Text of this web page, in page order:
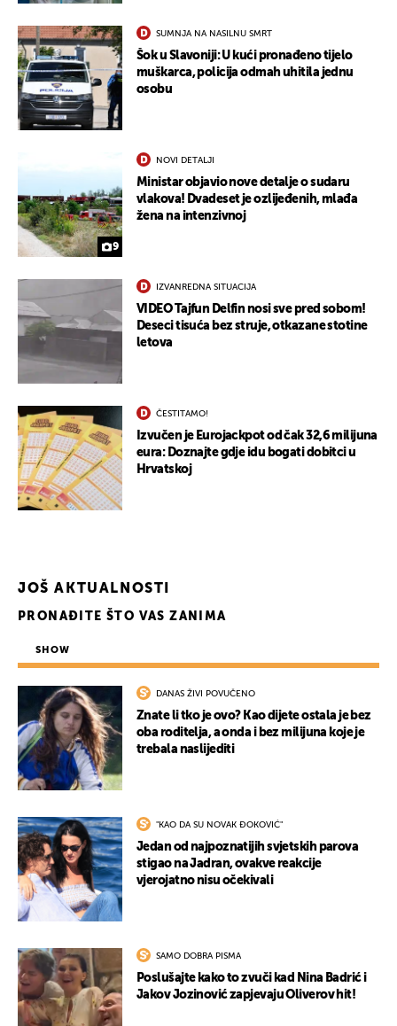
SUMNJA NA NASILNU SMRT
Šok u Slavoniji: U kući pronađeno tijelo
muškarca, policija odmah uhitila jednu
osobu
9
NOVI DETALJI
Ministar objavio nove detalje o sudaru
vlakova! Dvadeset je ozlijeđenih, mlađa
žena na intenzivnoj
IZVANREDNA SITUACIJA
VIDEO Tajfun Delfin nosi sve pred sobom!
Deseci tisuća bez struje, otkazane stotine
letova
ČESTITAMO!
Izvučen je Eurojackpot od čak 32,6 milijuna
eura: Doznajte gdje idu bogati dobitci u
Hrvatskoj
JOŠ AKTUALNOSTI
PRONAĐITE ŠTO VAS ZANIMA
SHOW
DANAS ŽIVI POVUČENO
Znate li tko je ovo? Kao dijete ostala je bez
oba roditelja, a onda i bez milijuna koje je
trebala naslijediti
"KAO DA SU NOVAK ĐOKOVIĆ"
Jedan od najpoznatijih svjetskih parova
stigao na Jadran, ovakve reakcije
vjerojatno nisu očekivali
SAMO DOBRA PISMA
Poslušajte kako to zvuči kad Nina Badrić i
Jakov Jozinović zapjevaju Oliverov hit!